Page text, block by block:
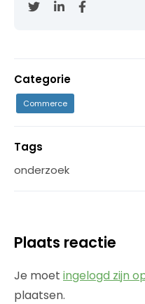
Categorie
Commerce
Tags
onderzoek
Plaats reactie
Je moet ingelogd zijn
plaatsen.